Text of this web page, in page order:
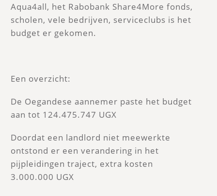
Aqua4all, het Rabobank Share4More fonds,
scholen, vele bedrijven, serviceclubs is het
budget er gekomen.
Een overzicht:
De Oegandese aannemer paste het budget
aan tot 124.475.747 UGX
Doordat een landlord niet meewerkte
ontstond er een verandering in het
pijpleidingen traject, extra kosten
3.000.000 UGX